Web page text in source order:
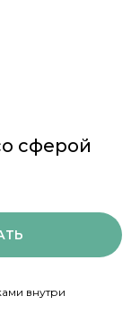
сферой
внутри